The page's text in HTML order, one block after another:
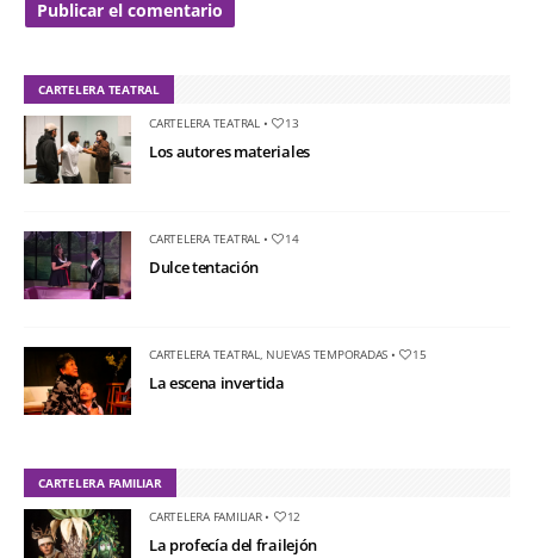
CARTELERA TEATRAL
CARTELERA TEATRAL• 13
Los autores materiales
CARTELERA TEATRAL• 14
Dulce tentación
CARTELERA TEATRAL, NUEVAS TEMPORADAS • 15
La escena invertida
CARTELERA FAMILIAR
CARTELERA FAMILIAR• 12
La profecía del frailejón